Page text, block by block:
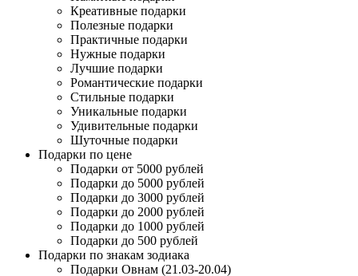
Креативные подарки
Полезные подарки
Практичные подарки
Нужные подарки
Лучшие подарки
Романтические подарки
Стильные подарки
Уникальные подарки
Удивительные подарки
Шуточные подарки
Подарки по цене
Подарки от 5000 рублей
Подарки до 5000 рублей
Подарки до 3000 рублей
Подарки до 2000 рублей
Подарки до 1000 рублей
Подарки до 500 рублей
Подарки по знакам зодиака
Подарки Овнам (21.03-20.04)